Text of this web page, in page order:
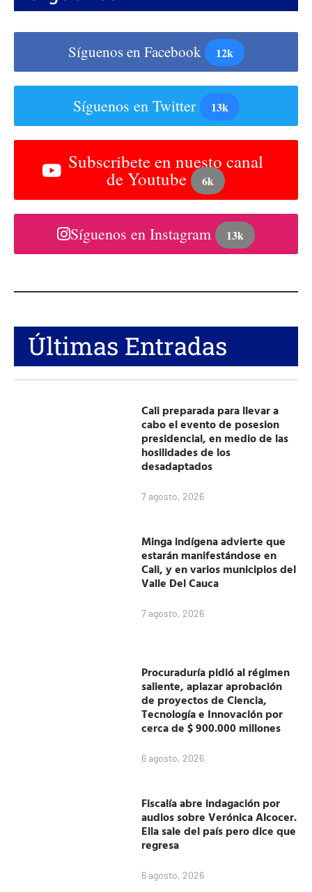
Síguenos en Facebook 12k
Síguenos en Twitter 13k
Subscribete en nuesto canal
de Youtube 6k
Síguenos en Instagram 13k
Últimas Entradas
Cali preparada para llevar a
cabo el evento de posesion
presidencial, en medio de las
hosilidades de los
desadaptados
7 agosto, 2026
Minga indígena advierte que
estarán manifestándose en
Cali, y en varios municipios del
Valle Del Cauca
7 agosto, 2026
Procuraduría pidió al régimen
saliente, aplazar aprobación
de proyectos de Ciencia,
Tecnología e Innovación por
cerca de $ 900.000 millones
6 agosto, 2026
Fiscalía abre indagación por
audios sobre Verónica Alcocer.
Ella sale del país pero dice que
regresa
6 agosto, 2026